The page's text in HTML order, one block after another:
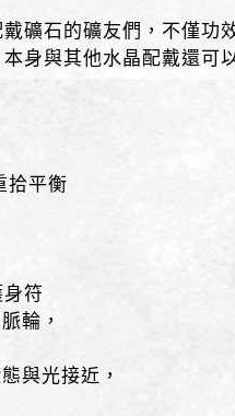
礦石的礦友們，不僅功
身與其他水晶配戴還可
拾平衡
符
輪，
與光接近，